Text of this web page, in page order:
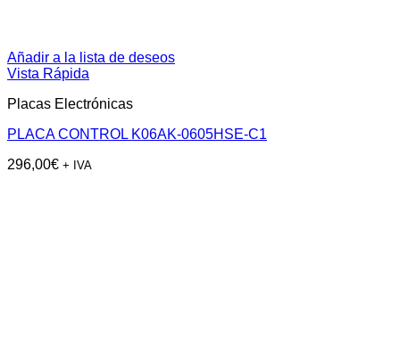
Añadir a la lista de deseos
Vista Rápida
Placas Electrónicas
PLACA CONTROL K06AK-0605HSE-C1
296,00€ + IVA